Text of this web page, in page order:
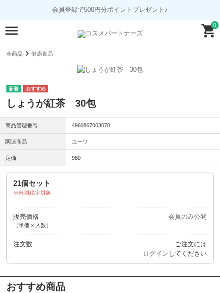
会員登録で500円分ポイントプレゼント♪
0
全商品 健康食品
しょうが紅茶 30包
商品管理番号 4960867003070
関連商品 ユーワ
定価 980
21個セット
軽減税率対象
販売価格
（単価 × 入数）
会員のみ公開
注文数
ご注文には
ログイン してください
おすすめ商品